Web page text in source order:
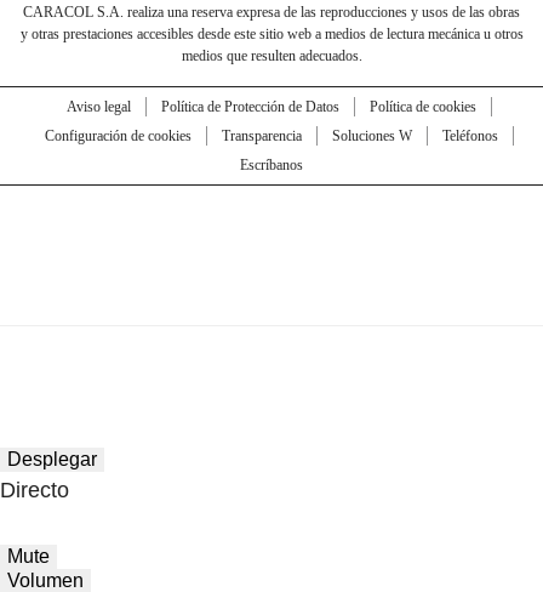
CARACOL S.A. realiza una reserva expresa de las reproducciones y usos de las obras
y otras prestaciones accesibles desde este sitio web a medios de lectura mecánica u otros
medios que resulten adecuados.
Aviso legal Política de Protección de Datos
Política de cookies
Configuración de cookies
Transparencia Soluciones W
Teléfonos
Escríbanos
Desplegar
Directo
Mute
Volumen